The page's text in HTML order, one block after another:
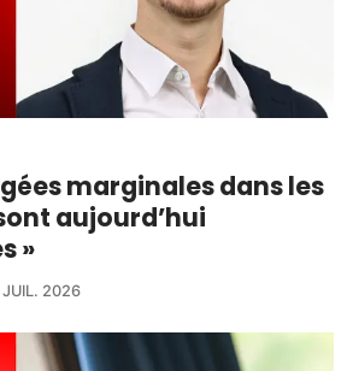
marginales dans les
aujourd’hui
»
JUIL. 2026